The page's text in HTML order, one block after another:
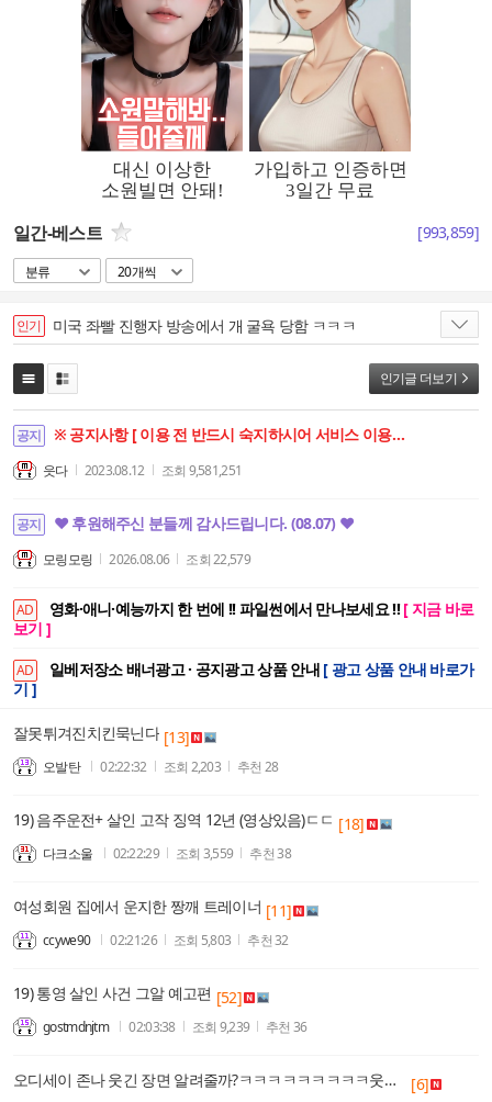
일간-베스트 [993,859]
분류 20개씩
인기 미국 좌빨 진행자 방송에서 개 굴욕 당함 ㅋㅋㅋ
인기글 더보기
공지 ※ 공지사항 [ 이용 전 반드시 숙지하시어 서비스 이용에 차질이 없으시기 바랍니다. ]
읏다 2023.08.12 조회 9,581,251
공지 ❤️ 후원해주신 분들께 감사드립니다. (08.07) ❤️
모링모링 2026.08.06 조회22,579
AD 영화·애니·예능까지 한 번에 !! 파일썬에서 만나보세요 !! [ 지금 바로
보기 ]
AD 일베저장소 배너광고 · 공지광고 상품 안내 [ 광고 상품 안내 바로가
기 ]
잘못튀겨진치킨묵닌다 [13]
오발탄 02:22:32 조회 2,203 추천 28
19) 음주운전+ 살인 고작 징역 12년 (영상있음)ㄷㄷ [18]
다크소울 02:22:29 조회 3,559 추천38
여성회원 집에서 운지한 짱깨 트레이너 [11]
ccywe90 02:21:26 조회 5,803 추천32
19) 통영 살인 사건 그알 예고편 [52]
gostmdnjtm 02:03:38 조회 9,239 추천 36
오디세이 존나 웃긴 장면 알려줄까?ㅋㅋㅋㅋㅋㅋㅋㅋㅋ웃다가 죽을 수 도 있음ㅋㅋㅋㅋ [6]